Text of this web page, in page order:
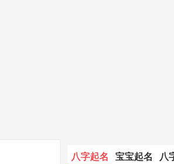
八字起名 宝宝起名 八